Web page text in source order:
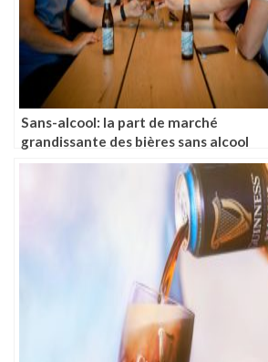
Sans-alcool: la part de marché
grandissante des bières sans alcool